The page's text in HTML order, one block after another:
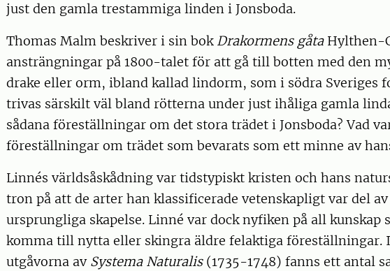
just den gamla trestammiga linden i Jonsboda.
Thomas Malm beskriver i sin bok Drakormens gåtaHylthen-
ansträngningar på 1800-talet för att gå till botten med den
drake eller orm, ibland kallad lindorm, som i södra Sveriges
trivas särskilt väl bland rötterna under just ihåliga gamla
sådana föreställningar om det stora trädet i Jonsboda? Vad
föreställningar om trädet som bevarats som ett minne av
Linnés världsåskådning var tidstypiskt kristen och hans
tron på att de arter han klassificerade vetenskapligt var del av
ursprungliga skapelse. Linné var dock nyfiken på all kunskap
komma till nytta eller skingra äldre felaktiga föreställningar.
utgåvorna av Systema Naturalis(1735-1748) fanns ett antal